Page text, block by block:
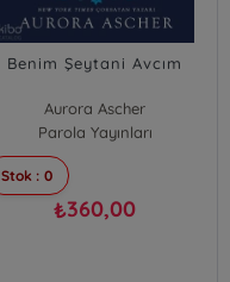
Benim Şeytani Avcım
Aurora Ascher
Parola Yayınları
Stok : 0
₺360,00